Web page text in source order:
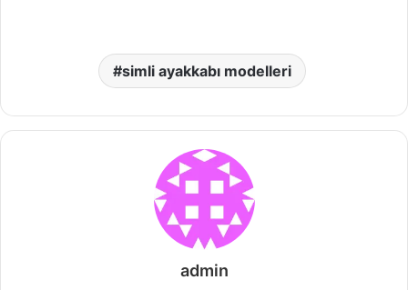
simli ayakkabı modelleri
admin